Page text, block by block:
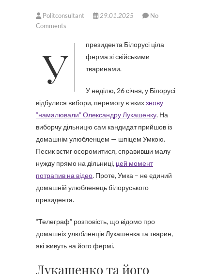
Politconsultant 29.01.2025
No
Comments
У президента Білорусі ціла
ферма зі свійськими
тваринами.
У неділю, 26 січня, у Білорусі
відбулися вибори, перемогу в якихзнову
“намалювали” Олександру Лукашенку. На
виборчу дільницю сам кандидат прийшов із
домашнім улюбленцем — шпіцем Умкою.
Песик встиг осоромитися, справивши малу
нужду прямо на дільниці, цей момент
потрапив на відео. Проте, Умка – не єдиний
домашній улюбленець білоруського
президента.
“Телеграф” розповість, що відомо про
домашніх улюбленців Лукашенка та тварин,
які живуть на його фермі.
Лукашенко та його